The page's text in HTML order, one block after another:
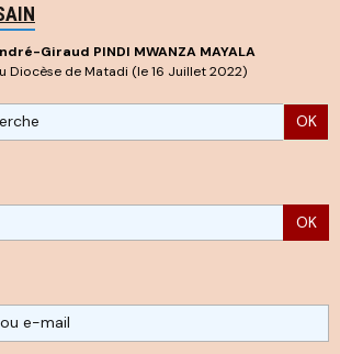
Giraud PINDI MWANZA MAYALA
Diocèse de Matadi (le 16 Juillet 2022)
OK
OK